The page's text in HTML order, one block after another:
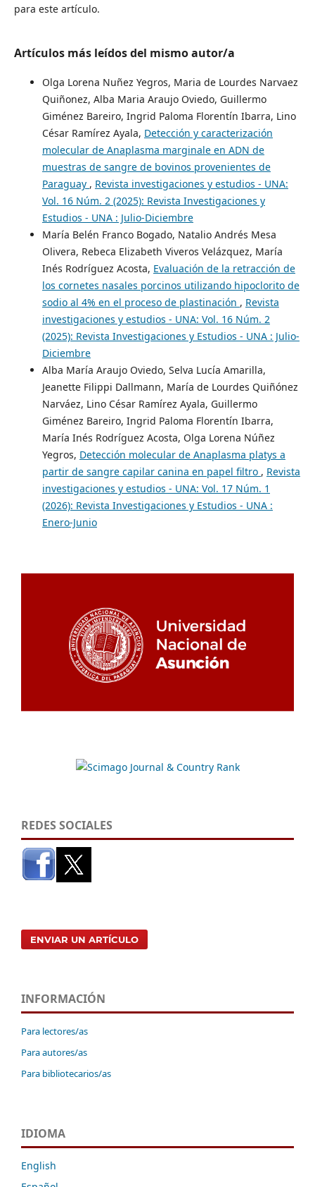
para este artículo.
Artículos más leídos del mismo autor/a
Olga Lorena Nuñez Yegros, Maria de Lourdes Narvaez
Quiñonez, Alba Maria Araujo Oviedo, Guillermo
Giménez Bareiro, Ingrid Paloma Florentín Ibarra, Lino
César Ramírez Ayala, Detección y caracterización
molecular de Anaplasma marginale en ADN de
muestras de sangre de bovinos provenientes de
Paraguay , Revista investigaciones y estudios - UNA:
Vol. 16 Núm. 2 (2025): Revista Investigaciones y
Estudios - UNA : Julio-Diciembre
María Belén Franco Bogado, Natalio Andrés Mesa
Olivera, Rebeca Elizabeth Viveros Velázquez, María
Inés Rodríguez Acosta, Evaluación de la retracción de
los cornetes nasales porcinos utilizando hipoclorito de
sodio al 4% en el proceso de plastinación , Revista
investigaciones y estudios - UNA: Vol. 16 Núm. 2
(2025): Revista Investigaciones y Estudios - UNA : Julio-
Diciembre
Alba María Araujo Oviedo, Selva Lucía Amarilla,
Jeanette Filippi Dallmann, María de Lourdes Quiñónez
Narváez, Lino César Ramírez Ayala, Guillermo
Giménez Bareiro, Ingrid Paloma Florentín Ibarra,
María Inés Rodríguez Acosta, Olga Lorena Núñez
Yegros, Detección molecular de Anaplasma platys a
partir de sangre capilar canina en papel filtro , Revista
investigaciones y estudios - UNA: Vol. 17 Núm. 1
(2026): Revista Investigaciones y Estudios - UNA :
Enero-Junio
REDES SOCIALES
ENVIAR UN ARTÍCULO
INFORMACIÓN
Para lectores/as
Para autores/as
Para bibliotecarios/as
IDIOMA
English